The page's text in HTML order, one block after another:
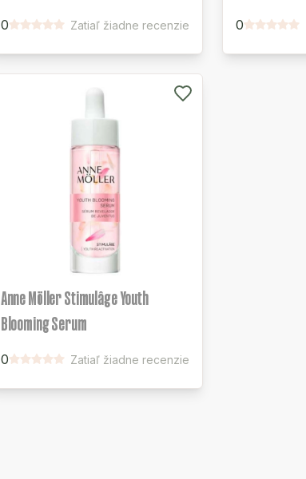
0 Zatiaľ žiadne recenzie 0
Anne Möller Stimulâge Youth
Blooming Serum
0 Zatiaľ žiadne recenzie